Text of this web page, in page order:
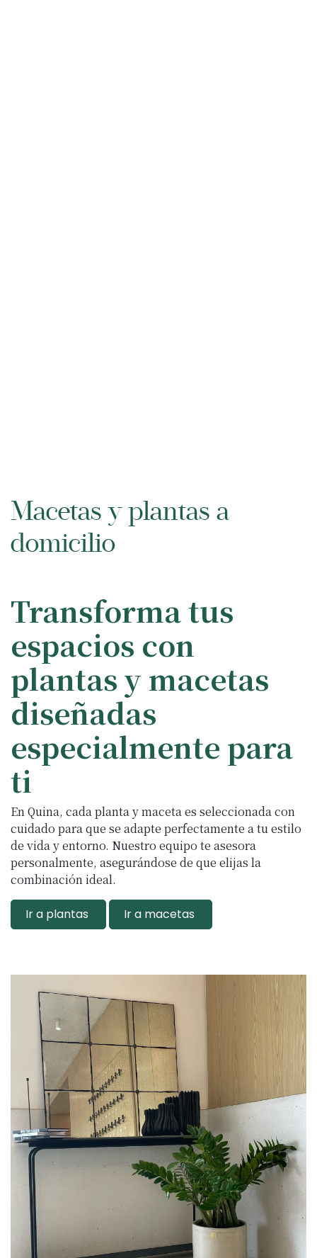
Macetas y plantas a
domicilio
Transforma tus
espacios con
plantas y macetas
diseñadas
especialmente para
ti
En Quina, cada planta y maceta es seleccionada con
cuidado para que se adapte perfectamente a tu estilo
de vida y entorno. Nuestro equipo te asesora
personalmente, asegurándose de que elijas la
combinación ideal.
Ir a plantas Ir a macetas